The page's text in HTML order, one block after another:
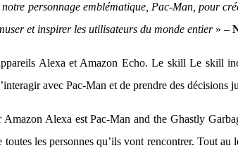
personnage emblématique, Pac-Man, pour
et inspirer les utilisateurs du monde entier» –
Alexa et Amazon Echo. Le skill Le skill
avec Pac-Man et de prendre des décisions
Alexa est Pac-Man and the Ghastly
les personnes qu’ils vont rencontrer. Tout